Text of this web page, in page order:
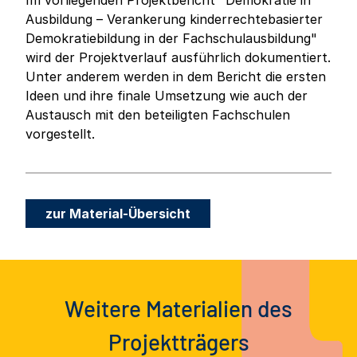
Ausbildung – Verankerung kinderrechtebasierter
Demokratiebildung in der Fachschulausbildung"
wird der Projektverlauf ausführlich dokumentiert.
Unter anderem werden in dem Bericht die ersten
Ideen und ihre finale Umsetzung wie auch der
Austausch mit den beteiligten Fachschulen
vorgestellt.
zur Material-Übersicht
Weitere Materialien des
Projektträgers